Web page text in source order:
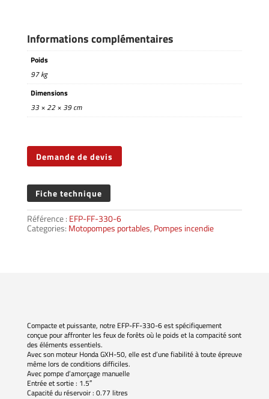
Informations complémentaires
Poids
97 kg
Dimensions
33 × 22 × 39 cm
Demande de devis
Fiche technique
Référence : EFP-FF-330-6
Categories: Motopompes portables, Pompes incendie
Compacte et puissante, notre EFP-FF-330-6 est spécifiquement
conçue pour affronter les feux de forêts où le poids et la compacité sont
des éléments essentiels.
Avec son moteur Honda GXH-50, elle est d’une fiabilité à toute épreuve
même lors de conditions difficiles.
Avec pompe d’amorçage manuelle
Entrée et sortie : 1.5″
Capacité du réservoir : 0.77 litres